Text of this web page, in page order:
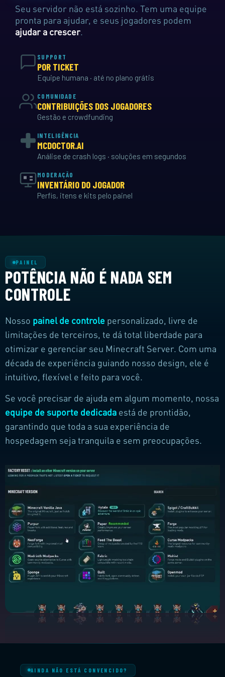
Seu servidor não está sozinho. Tem uma equipe
pronta para ajudar, e seus jogadores podem
ajudar a crescer.
SUPPORT
POR TICKET
Equipe humana · até no plano grátis
COMUNIDADE
CONTRIBUIÇÕES DOS JOGADORES
Gestão e crowdfunding
INTELIGÊNCIA
MCDOCTOR.AI
Análise de crash logs · soluções em segundos
MODERAÇÃO
INVENTÁRIO DO JOGADOR
Perfis, itens e kits pelo painel
PAINEL
POTÊNCIA NÃO É NADA SEM
CONTROLE
Nosso painel de controle personalizado, livre de
limitações de terceiros, te dá total liberdade para
otimizar e gerenciar seu Minecraft Server. Com uma
década de experiência guiando nosso design, ele é
intuitivo, flexível e feito para você.
Se você precisar de ajuda em algum momento, nossa
equipe de suporte dedicada está de prontidão,
garantindo que toda a sua experiência de
hospedagem seja tranquila e sem preocupações.
AINDA NÃO ESTÁ CONVENCIDO?